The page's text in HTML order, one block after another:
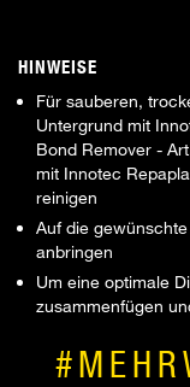
HINWEISE
Für sauberen,
Untergrund mit
Bond Remover -
mit Innotec
reinigen
Auf die
anbringen
Um eine optimale
zusammenfügen